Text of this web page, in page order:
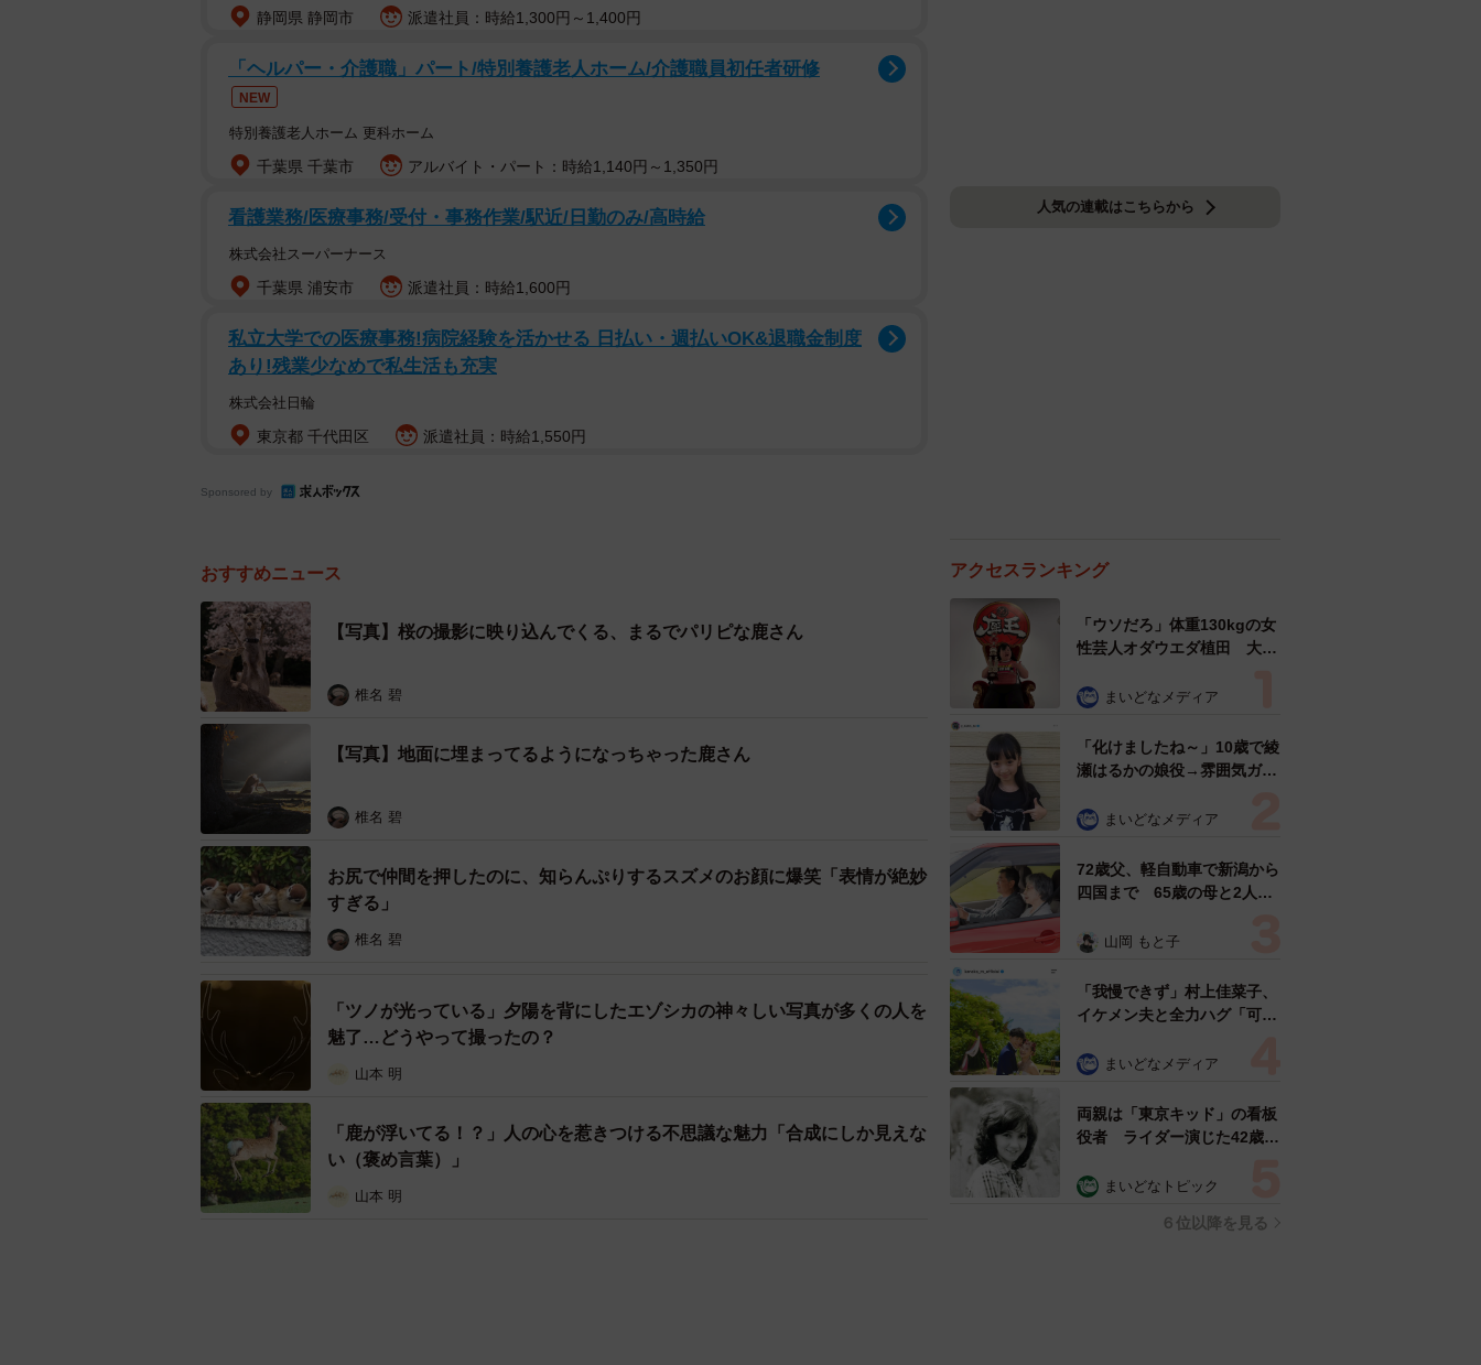
静岡県 静岡市 派遣社員：時給1,300円～1,400円
「ヘルパー・介護職」パート/特別養護老人ホーム/介護職員初任者研修
NEW
特別養護老人ホーム 更科ホーム
千葉県 千葉市 アルバイト・パート：時給1,140円～1,350円
看護業務/医療事務/受付・事務作業/駅近/日勤のみ/高時給
株式会社スーパーナース
千葉県 浦安市 派遣社員：時給1,600円
私立大学での医療事務!病院経験を活かせる 日払い・週払いOK&退職金制度
あり!残業少なめで私生活も充実
株式会社日輪
東京都 千代田区 派遣社員：時給1,550円
Sponsored by
おすすめニュース
【写真】桜の撮影に映り込んでくる、まるでパリピな鹿さん
椎名 碧
【写真】地面に埋まってるようになっちゃった鹿さん
椎名 碧
お尻で仲間を押したのに、知らんぷりするスズメのお顔に爆笑「表情が絶妙
すぎる」
椎名 碧
「ツノが光っている」夕陽を背にしたエゾシカの神々しい写真が多くの人を
魅了…どうやって撮ったの？
山本 明
「鹿が浮いてる！？」人の心を惹きつける不思議な魅力「合成にしか見えな
い（褒め言葉）」
山本 明
人気の連載はこちらから
アクセスランキング
「ウソだろ」体重130kgの女
性芸人オダウエダ植田 大学
で」 まいどなメディア
「化けましたね～」10歳で綾
瀬はるかの娘役→雰囲気ガラ
雰囲気が」「宝塚に入れそ
まいどなメディア
72歳父、軽自動車で新潟から
四国まで 65歳の母と2人で
憩まで分刻み… 「大学生で
山岡 もと子
「我慢できず」村上佳菜子、
イケメン夫と全力ハグ「可愛
まいどなメディア
両親は「東京キッド」の看板
役者 ライダー演じた42歳元
ングフォト」計画を明言
まいどなトピック
６位以降を見る